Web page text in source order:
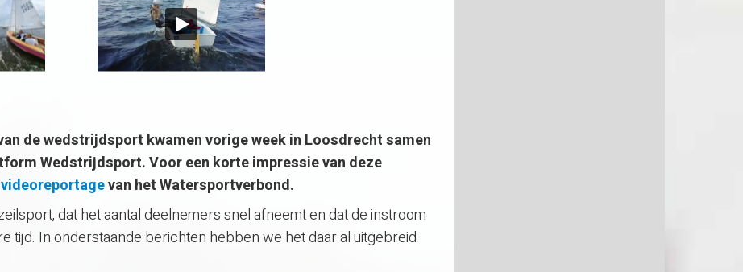
de wedstrijdsport kwamen vorige week in Loosdrecht samen
Wedstrijdsport.Voor een korte impressie van deze
videoreportagevan het Watersportverbond.
dat het aantal deelnemers snel afneemt en dat de instroom
tijd. In onderstaande berichten hebben we het daar al uitgebreid